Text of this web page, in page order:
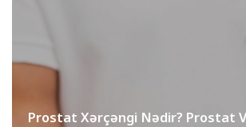
Prostat Xərçəngi Nədir? Prostat